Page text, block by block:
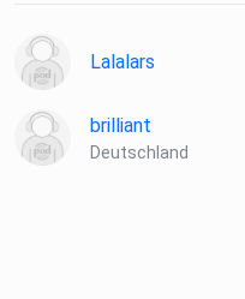
Lalalars
brilliant
Deutschland